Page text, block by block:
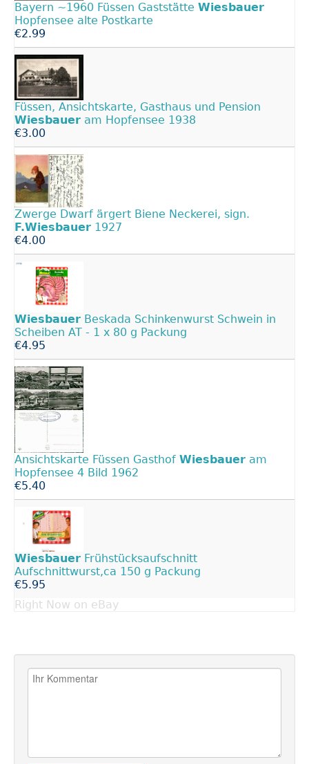
Bayern ~1960 Füssen Gaststätte Wiesbauer
Hopfensee alte Postkarte
€2.99
Füssen, Ansichtskarte, Gasthaus und Pension
Wiesbauer am Hopfensee 1938
€3.00
Zwerge Dwarf ärgert Biene Neckerei, sign.
F.Wiesbauer 1927
€4.00
Wiesbauer Beskada Schinkenwurst Schwein in
Scheiben AT - 1 x 80 g Packung
€4.95
Ansichtskarte Füssen Gasthof Wiesbauer am
Hopfensee 4 Bild 1962
€5.40
Wiesbauer Frühstücksaufschnitt
Aufschnittwurst,ca 150 g Packung
€5.95
Right Now on eBay